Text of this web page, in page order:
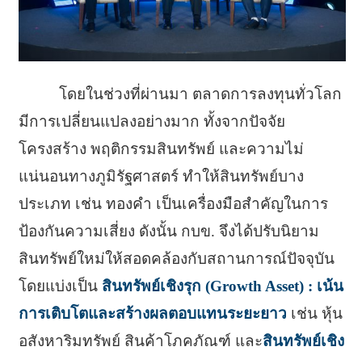
โดยในช่วงที่ผ่านมา ตลาดการลงทุนทั่วโลก
มีการเปลี่ยนแปลงอย่างมาก ทั้งจากปัจจัย
โครงสร้าง พฤติกรรมสินทรัพย์ และความไม่
แน่นอนทางภูมิรัฐศาสตร์ ทำให้สินทรัพย์บาง
ประเภท เช่น ทองคำ เป็นเครื่องมือสำคัญในการ
ป้องกันความเสี่ยง ดังนั้น กบข. จึงได้ปรับนิยาม
สินทรัพย์ใหม่ให้สอดคล้องกับสถานการณ์ปัจจุบัน
โดยแบ่งเป็น สินทรัพย์เชิงรุก (Growth Asset) : เน้น
การเติบโตและสร้างผลตอบแทนระยะยาว เช่น หุ้น
อสังหาริมทรัพย์ สินค้าโภคภัณฑ์ และสินทรัพย์เชิง